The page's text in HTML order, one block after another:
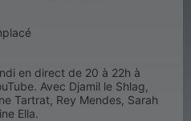
en direct de 20 à 22h à
Avec Djamil le Shlag,
Tartrat, Rey Mendes, Sarah
Ella.